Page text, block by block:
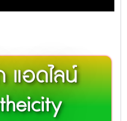
แอดไลน์